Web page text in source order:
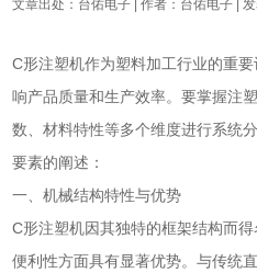
文章出处：台佑电子 | 作者：台佑电子 |
C形注塑机作为塑料加工行业的重
响产品质量和生产效率。要掌握注
数、材料特性等多个维度进行系统
要素的阐述：
一、机械结构特性与优势
C形注塑机因其独特的框架结构而
便利性方面具有显著优势。与传统